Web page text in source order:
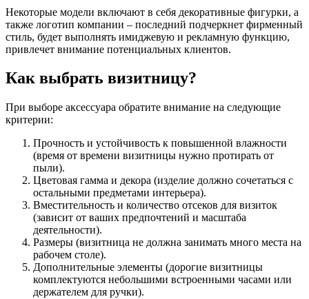
Некоторые модели включают в себя декоративные фигурки, а
также логотип компании – последний подчеркнет фирменный
стиль, будет выполнять имиджевую и рекламную функцию,
привлечет внимание потенциальных клиентов.
Как выбрать визитницу?
При выборе аксессуара обратите внимание на следующие
критерии:
Прочность и устойчивость к повышенной влажности
(время от времени визитницы нужно протирать от
пыли).
Цветовая гамма и декора (изделие должно сочетаться с
остальными предметами интерьера).
Вместительность и количество отсеков для визиток
(зависит от ваших предпочтений и масштаба
деятельности).
Размеры (визитница не должна занимать много места на
рабочем столе).
Дополнительные элементы (дорогие визитницы
комплектуются небольшими встроенными часами или
держателем для ручки).